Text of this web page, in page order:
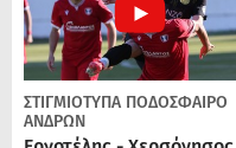
ΣΤΙΓΜΙΟΤΥΠΑ ΠΟΔΌΣΦΑΙΡΟ
ΑΝΔΡΏΝ